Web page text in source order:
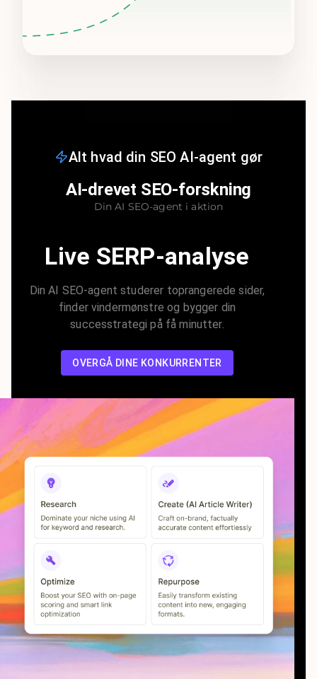
Alt hvad din SEO AI-agent gør
AI-drevet SEO-forskning
Din AI SEO-agent i aktion
Live SERP-analyse
Din AI SEO-agent studerer toprangerede sider,
finder vindermønstre og bygger din
successtrategi på få minutter.
OVERGÅ DINE KONKURRENTER